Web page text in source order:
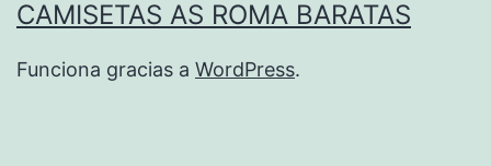
CAMISETAS AS ROMA BARATAS
Funciona gracias a WordPress.